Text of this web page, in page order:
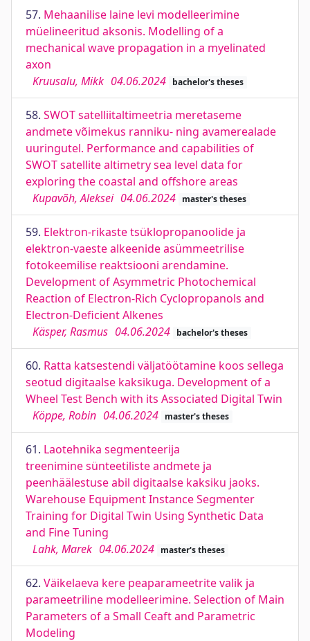
57. Mehaanilise laine levi modelleerimine
müelineeritud aksonis. Modelling of a
mechanical wave propagation in a myelinated
axon
Kruusalu, Mikk 04.06.2024 bachelor's theses
58. SWOT satelliitaltimeetria meretaseme
andmete võimekus ranniku- ning avamerealade
uuringutel. Performance and capabilities of
SWOT satellite altimetry sea level data for
exploring the coastal and offshore areas
Kupavõh, Aleksei 04.06.2024 master's theses
59. Elektron-rikaste tsüklopropanoolide ja
elektron-vaeste alkeenide asümmeetrilise
fotokeemilise reaktsiooni arendamine.
Development of Asymmetric Photochemical
Reaction of Electron-Rich Cyclopropanols and
Electron-Deficient Alkenes
Käsper, Rasmus 04.06.2024 bachelor's theses
60. Ratta katsestendi väljatöötamine koos sellega
seotud digitaalse kaksikuga. Development of a
Wheel Test Bench with its Associated Digital Twin
Köppe, Robin 04.06.2024 master's theses
61. Laotehnika segmenteerija
treenimine sünteetiliste andmete ja
peenhäälestuse abil digitaalse kaksiku jaoks.
Warehouse Equipment Instance Segmenter
Training for Digital Twin Using Synthetic Data
and Fine Tuning
Lahk, Marek 04.06.2024 master's theses
62. Väikelaeva kere peaparameetrite valik ja
parameetriline modelleerimine. Selection of Main
Parameters of a Small Ceaft and Parametric
Modeling